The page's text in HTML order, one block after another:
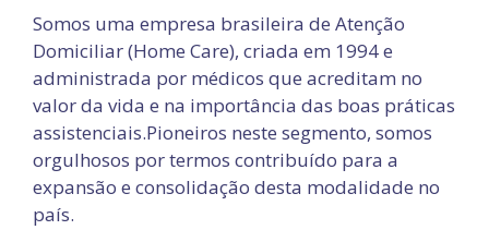
Somos uma empresa brasileira de Atenção
Domiciliar (Home Care), criada em 1994 e
administrada por médicos que acreditam no
valor da vida e na importância das boas práticas
assistenciais.Pioneiros neste segmento, somos
orgulhosos por termos contribuído para a
expansão e consolidação desta modalidade no
país.